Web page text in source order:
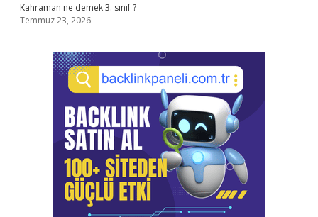
Kahraman ne demek 3. sınıf ?
Temmuz 23, 2026